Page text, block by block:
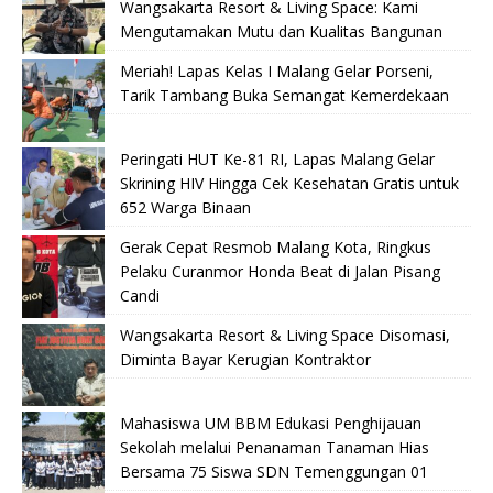
Wangsakarta Resort & Living Space: Kami
Mengutamakan Mutu dan Kualitas Bangunan
Meriah! Lapas Kelas I Malang Gelar Porseni,
Tarik Tambang Buka Semangat Kemerdekaan
Peringati HUT Ke-81 RI, Lapas Malang Gelar
Skrining HIV Hingga Cek Kesehatan Gratis untuk
652 Warga Binaan
Gerak Cepat Resmob Malang Kota, Ringkus
Pelaku Curanmor Honda Beat di Jalan Pisang
Candi
Wangsakarta Resort & Living Space Disomasi,
Diminta Bayar Kerugian Kontraktor
Mahasiswa UM BBM Edukasi Penghijauan
Sekolah melalui Penanaman Tanaman Hias
Bersama 75 Siswa SDN Temenggungan 01